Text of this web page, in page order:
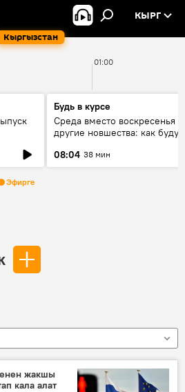
Кыргызстан
КЫРГ
01:00
Будь в курсе
Среда вместо воскресенья и
другие новшества: как будут
08:04 38 мин
Эфирге
жакшы
кала алат